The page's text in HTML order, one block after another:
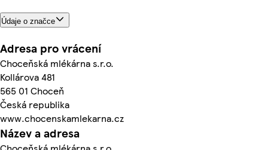
Údaje o značce
Adresa pro vrácení
Choceňská mlékárna s.r.o.
Kollárova 481
565 01 Choceň
Česká republika
www.chocenskamlekarna.cz
Název a adresa